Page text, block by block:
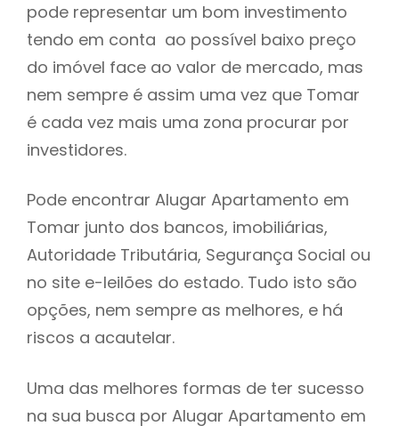
pode representar um bom investimento
tendo em conta ao possível baixo preço
do imóvel face ao valor de mercado, mas
nem sempre é assim uma vez que Tomar
é cada vez mais uma zona procurar por
investidores.
Pode encontrar Alugar Apartamento em
Tomar junto dos bancos, imobiliárias,
Autoridade Tributária, Segurança Social ou
no site e-leilões do estado. Tudo isto são
opções, nem sempre as melhores, e há
riscos a acautelar.
Uma das melhores formas de ter sucesso
na sua busca por Alugar Apartamento em